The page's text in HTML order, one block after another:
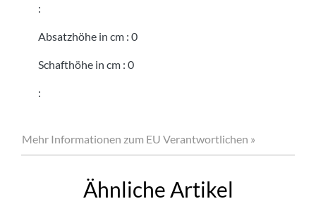
:
Absatzhöhe in cm : 0
Schafthöhe in cm : 0
:
Mehr Informationen zum EU Verantwortlichen »
Ähnliche Artikel